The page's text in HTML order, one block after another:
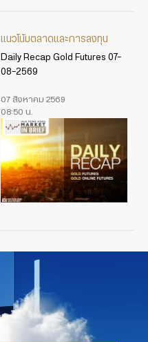
แนวโน้มตลาดและการลงทุน
Daily Recap Gold Futures 07-
08-2569
07 สิงหาคม 2569
08:50 น.